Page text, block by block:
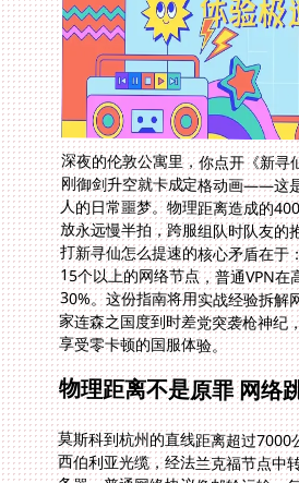
深夜的伦敦公寓里，你点开《新寻
刚御剑升空就卡成定格动画——这
人的日常噩梦。物理距离造成的
放永远慢半拍，跨服组队时队友的
打新寻仙怎么提速的核心矛盾在于
15个以上的网络节点，普通
30%。这份指南将用实战经验拆解
家连森之国度到时差党突袭枪神纪
享受零卡顿的国服体验。
物理距离不是原罪 网络
莫斯科到杭州的直线距离超过7000
西伯利亚光缆，经法兰克福节点中
务器。普通网络协议像邮轮运输，
箱检查，伦敦玩家凌晨打新寻仙时
堵时刻。专线加速技术如同铺设海
据封装运输，避免路由器的层层盘
玩家用普通宽带玩森之国度时，轻